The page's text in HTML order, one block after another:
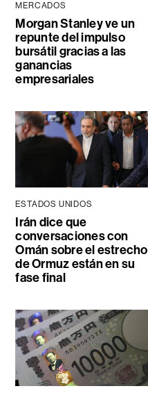
MERCADOS
Morgan Stanley ve un
repunte del impulso
bursátil gracias a las
ganancias
empresariales
ESTADOS UNIDOS
Irán dice que
conversaciones con
Omán sobre el estrecho
de Ormuz están en su
fase final